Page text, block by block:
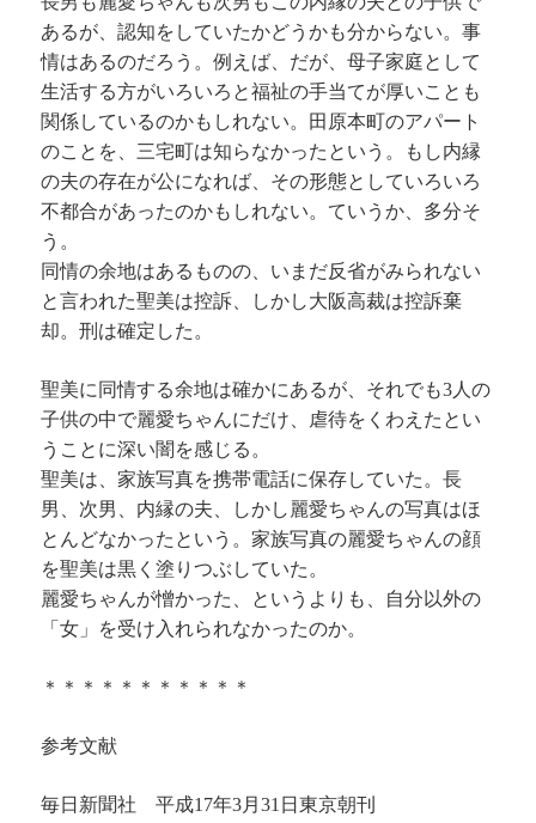
あるが、認知をしていたかどうかも分からない。事
情はあるのだろう。例えば、だが、母子家庭として
生活する方がいろいろと福祉の手当てが厚いことも
関係しているのかもしれない。田原本町のアパート
のことを、三宅町は知らなかったという。もし内縁
の夫の存在が公になれば、その形態としていろいろ
不都合があったのかもしれない。ていうか、多分そ
う。
同情の余地はあるものの、いまだ反省がみられない
と言われた聖美は控訴、しかし大阪高裁は控訴棄
却。刑は確定した。
聖美に同情する余地は確かにあるが、それでも3人の
子供の中で麗愛ちゃんにだけ、虐待をくわえたとい
うことに深い闇を感じる。
聖美は、家族写真を携帯電話に保存していた。長
男、次男、内縁の夫、しかし麗愛ちゃんの写真はほ
とんどなかったという。家族写真の麗愛ちゃんの顔
を聖美は黒く塗りつぶしていた。
麗愛ちゃんが憎かった、というよりも、自分以外の
「女」を受け入れられなかったのか。
＊＊＊＊＊＊＊＊＊＊＊
参考文献
毎日新聞社 平成17年3月31日東京朝刊